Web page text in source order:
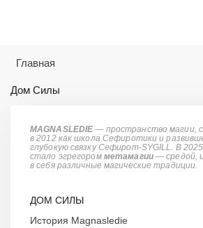
Главная
Дом Силы
MAGNASLEDIE — пространство магии,
в 2012 как школа Сефиротики и
глубокую связку Сефирот-SYGILL. В
стало эгрегором метамагии — средой,
в себя различные магические традиции.
ДОМ СИЛЫ
История Magnasledie